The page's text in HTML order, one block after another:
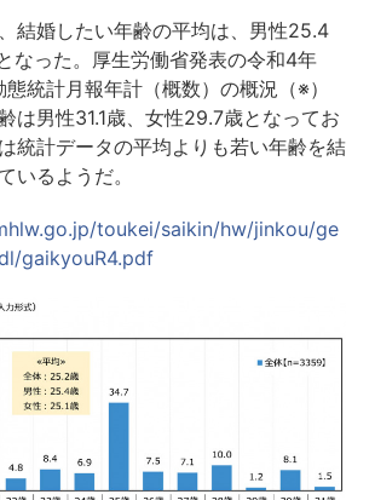
結婚したい年齢の平均は、男性25.4
なった。厚生労働省発表の令和4年
態統計月報年計（概数）の概況（※）
は男性31.1歳、女性29.7歳となってお
統計データの平均よりも若い年齢を結
いるようだ。
toukei/saikin/hw/jinkou/ge
gaikyouR4.pdf